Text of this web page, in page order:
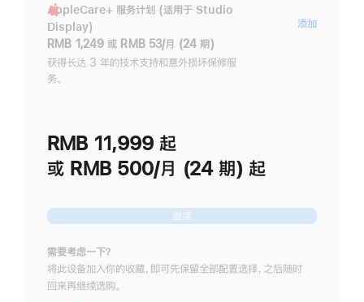
AppleCare+ 服务计划 (适用于 Studio
Display)
RMB 1,249 或 RMB 53/月 (24 期)
获得长达 3 年的技术支持和意外损坏保修服
务。
添加
RMB 11,999 起
或 RMB 500/月 (24 期) 起
继续
需要考虑一下？
将此设备加入你的收藏，即可先保留全部配置选择，之后随时
回来再继续选购。